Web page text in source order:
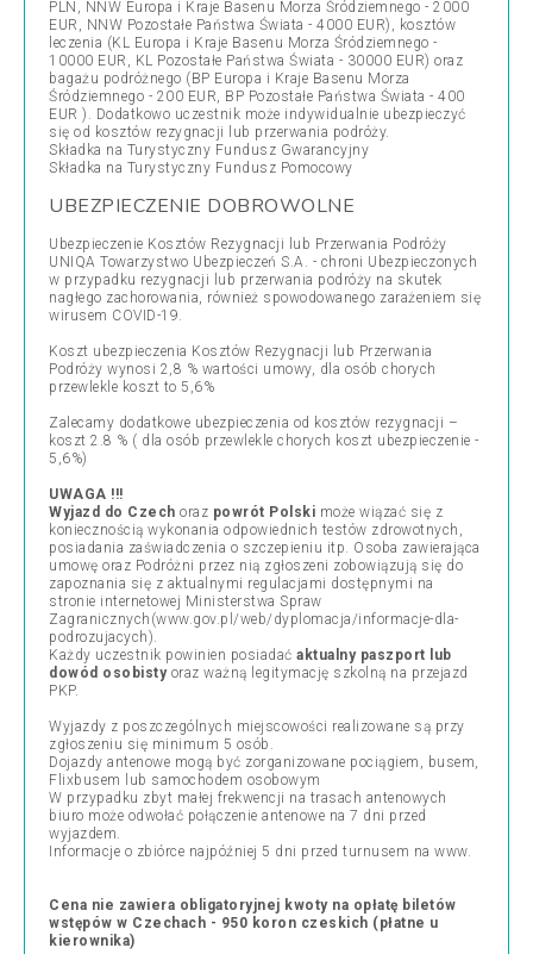
PLN, NNW Europa i Kraje Basenu Morza Śródziemnego - 2000
EUR, NNW Pozostałe Państwa Świata - 4000 EUR), kosztów
leczenia (KL Europa i Kraje Basenu Morza Śródziemnego -
10000 EUR, KL Pozostałe Państwa Świata - 30000 EUR) oraz
bagażu podróżnego (BP Europa i Kraje Basenu Morza
Śródziemnego - 200 EUR, BP Pozostałe Państwa Świata - 400
EUR ). Dodatkowo uczestnik może indywidualnie ubezpieczyć
się od kosztów rezygnacji lub przerwania podróży.
Składka na Turystyczny Fundusz Gwarancyjny
Składka na Turystyczny Fundusz Pomocowy
UBEZPIECZENIE DOBROWOLNE
Ubezpieczenie Kosztów Rezygnacji lub Przerwania Podróży
UNIQA Towarzystwo Ubezpieczeń S.A. - chroni Ubezpieczonych
w przypadku rezygnacji lub przerwania podróży na skutek
nagłego zachorowania, również spowodowanego zarażeniem się
wirusem COVID-19.
Koszt ubezpieczenia Kosztów Rezygnacji lub Przerwania
Podróży wynosi 2,8 % wartości umowy, dla osób chorych
przewlekle koszt to 5,6%
Zalecamy dodatkowe ubezpieczenia od kosztów rezygnacji –
koszt 2.8 % ( dla osób przewlekle chorych koszt ubezpieczenie -
5,6%)
UWAGA !!!
Wyjazd do Czech oraz powrót Polski może wiązać się z
koniecznością wykonania odpowiednich testów zdrowotnych,
posiadania zaświadczenia o szczepieniu itp. Osoba zawierająca
umowę oraz Podróżni przez nią zgłoszeni zobowiązują się do
zapoznania się z aktualnymi regulacjami dostępnymi na
stronie internetowej Ministerstwa Spraw
Zagranicznych(www.gov.pl/web/dyplomacja/informacje-dla-
podrozujacych).
Każdy uczestnik powinien posiadać aktualny paszport lub
dowód osobistyoraz ważną legitymację szkolną na przejazd
PKP.
Wyjazdy z poszczególnych miejscowości realizowane są przy
zgłoszeniu się minimum 5 osób.
Dojazdy antenowe mogą być zorganizowane pociągiem, busem,
Flixbusem lub samochodem osobowym
W przypadku zbyt małej frekwencji na trasach antenowych
biuro może odwołać połączenie antenowe na 7 dni przed
wyjazdem.
Informacje o zbiórce najpóźniej 5 dni przed turnusem na www.
Cena nie zawiera obligatoryjnej kwoty na opłatę biletów
wstępów w Czechach - 950 koron czeskich (płatne u
kierownika)